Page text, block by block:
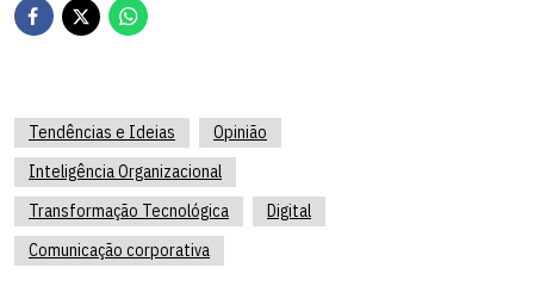
Tendências e Ideias
Opinião
Inteligência Organizacional
Transformação Tecnológica
Digital
Comunicação corporativa